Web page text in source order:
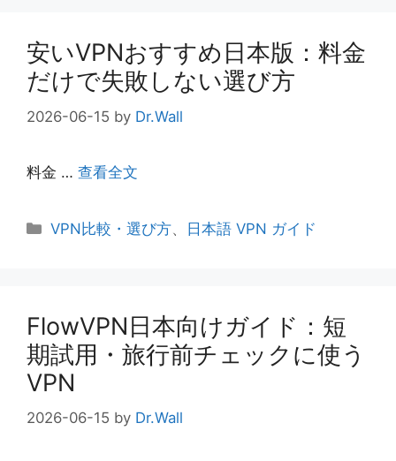
安いVPNおすすめ日本版：料金
だけで失敗しない選び方
2026-06-15 by Dr.Wall
料金 … 查看全文
カ
VPN比較・選び方、 日本語 VPN ガイド
FlowVPN日本向けガイド：短
期試用・旅行前チェックに使う
VPN
2026-06-15 by Dr.Wall